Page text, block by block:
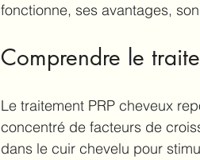
fonctionne, ses avantages,
Comprendre le
Le traitement PRP cheveux
concentré de facteurs de
dans le cuir chevelu pour